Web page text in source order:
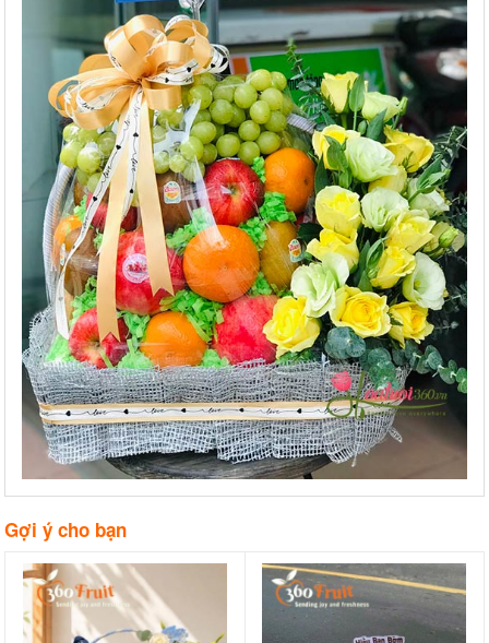
Gợi ý cho bạn